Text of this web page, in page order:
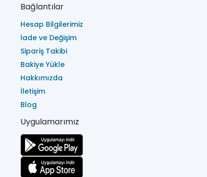
Bağlantılar
Hesap Bilgilerimiz
İade ve Değişim
Sipariş Takibi
Bakiye Yükle
Hakkımızda
İletişim
Blog
Uygulamarımız